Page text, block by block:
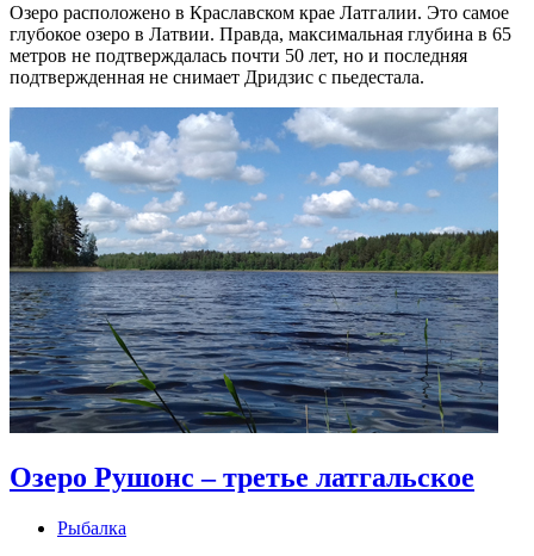
Озеро расположено в Краславском крае Латгалии. Это самое
глубокое озеро в Латвии. Правда, максимальная глубина в 65
метров не подтверждалась почти 50 лет, но и последняя
подтвержденная не снимает Дридзис с пьедестала.
Озеро Рушонс – третье латгальское
Рыбалка